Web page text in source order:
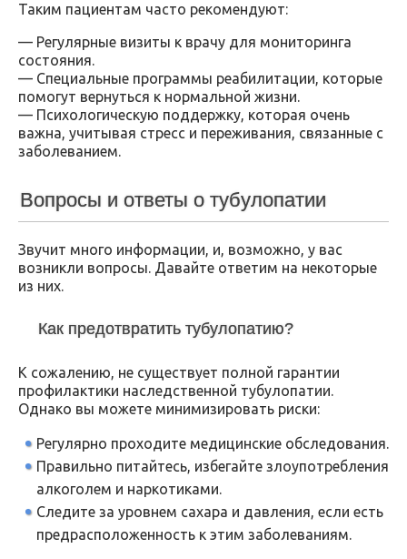
Таким пациентам часто рекомендуют:
— Регулярные визиты к врачу для мониторинга
состояния.
— Специальные программы реабилитации, которые
помогут вернуться к нормальной жизни.
— Психологическую поддержку, которая очень
важна, учитывая стресс и переживания, связанные с
заболеванием.
Вопросы и ответы о тубулопатии
Звучит много информации, и, возможно, у вас
возникли вопросы. Давайте ответим на некоторые
из них.
Как предотвратить тубулопатию?
К сожалению, не существует полной гарантии
профилактики наследственной тубулопатии.
Однако вы можете минимизировать риски:
Регулярно проходите медицинские обследования.
Правильно питайтесь, избегайте злоупотребления
алкоголем и наркотиками.
Следите за уровнем сахара и давления, если есть
предрасположенность к этим заболеваниям.